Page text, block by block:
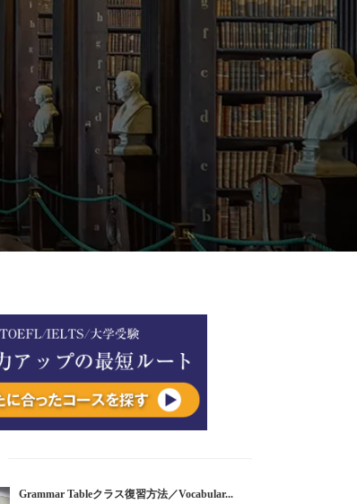
Grammar Tableクラス復習方法／Vocabular...